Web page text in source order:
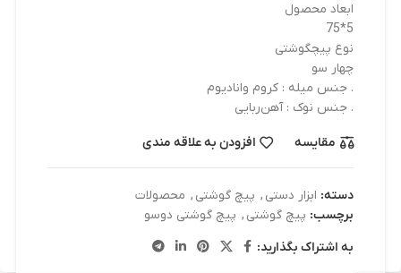
ابعاد محصول
5*75
نوع پیچگوشتی
چهار سو
. جنس میله : کروم وانادیوم
. جنس نوک : آهن‌ربایی
مقایسه افزودن به علاقه مندی
دسته: ابزار دستی , پیچ گوشتی , محصولات
برچسب: پیچ گوشتی , پیچ گوشتی دوسو
به اشتراک بگذارید: